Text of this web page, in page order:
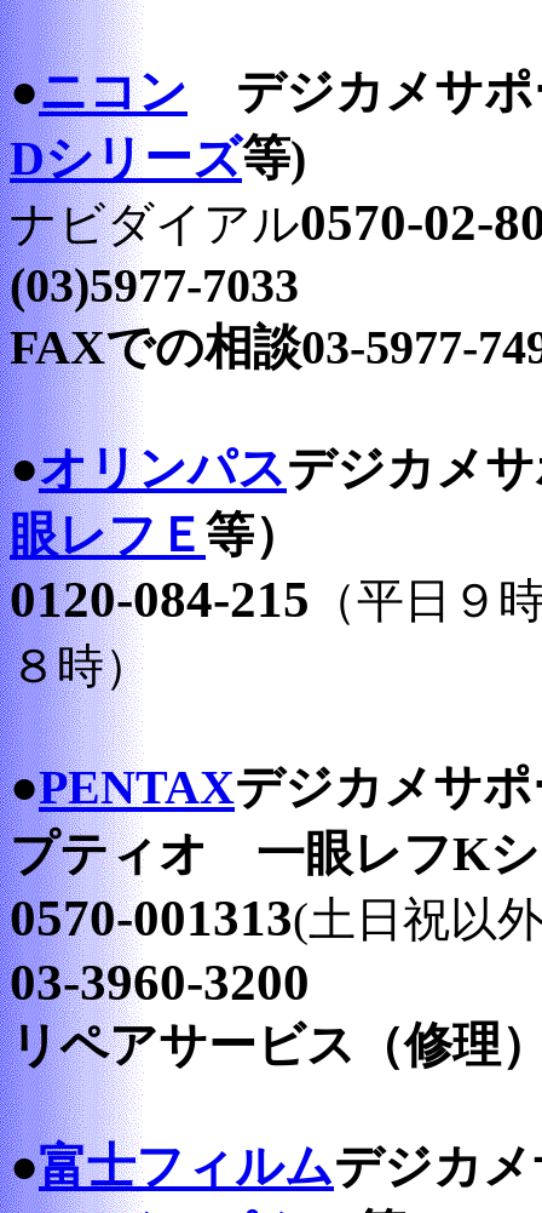
●ニコン デジカメサ
Dシリーズ等)
ナビダイアル0570-02-
(03)5977-7033
FAXでの相談03-5977-
●オリンパスデジカメ
眼レフＥ 等）
0120-084-215 （平日９
８時）
●PENTAXデジカメサ
プティオ 一眼レフKシ
0570-001313(土日祝以
03-3960-3200
リペアサービス（修理
●富士フィルムデジカ